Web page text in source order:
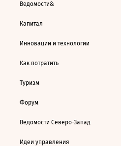
Ведомости&
Капитал
Инновации и технологии
Как потратить
Туризм
Форум
Ведомости Северо-Запад
Идеи управления